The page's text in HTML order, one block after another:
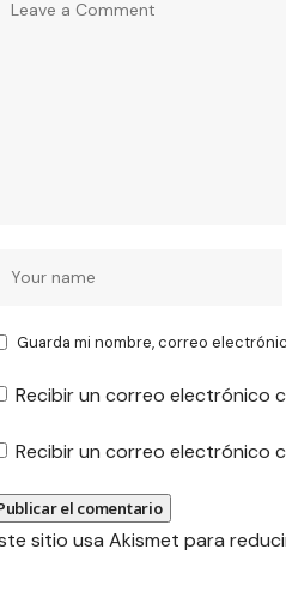
Guarda mi nombre, correo
Recibir un correo electrónico
Recibir un correo electrónico
sitio usa Akismet para